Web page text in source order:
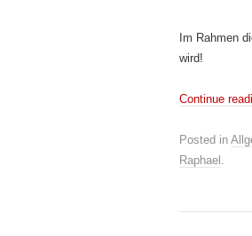
Im Rahmen
wird!
Continue
Posted in
Raphael .